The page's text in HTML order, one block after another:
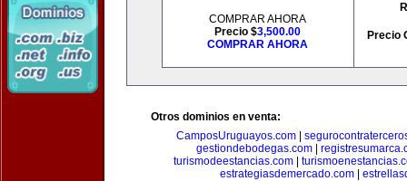
COMPRAR AHORA
Precio $3,500.00
COMPRAR AHORA
Precio
Otros dominios en venta:
CamposUruguayos.com|
gestiondebodegas.com|
turismodeestancias.com
estrategiasdemercado.com